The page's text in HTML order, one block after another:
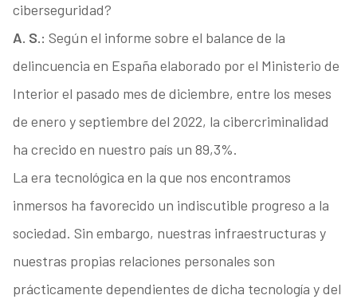
ciberseguridad?
A. S.: Según el informe sobre el balance de la
delincuencia en España elaborado por el Ministerio de
Interior el pasado mes de diciembre, entre los meses
de enero y septiembre del 2022, la cibercriminalidad
ha crecido en nuestro país un 89,3%.
La era tecnológica en la que nos encontramos
inmersos ha favorecido un indiscutible progreso a la
sociedad. Sin embargo, nuestras infraestructuras y
nuestras propias relaciones personales son
prácticamente dependientes de dicha tecnología y del